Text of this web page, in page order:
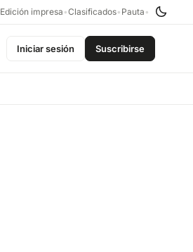
Edición impresa •Clasificados• Pauta •
Iniciar sesión Suscribirse